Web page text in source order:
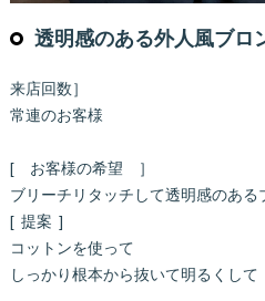
透明感のある外人風ブロ
来店回数］
常連のお客様
[ お客様の希望 ］
ブリーチリタッチして透明感のあ
[ 提案 ]
コットンを使って
しっかり根本から抜いて明るくして